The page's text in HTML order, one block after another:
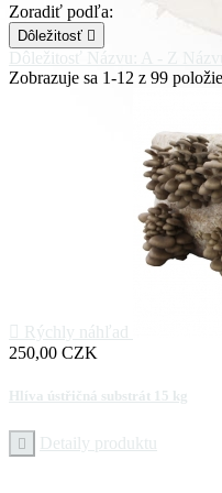
Zoradiť podľa:
Dôležitosť 
Dôležitosť Názvu: A - Z
Zobrazuje sa 1-12 z 99
Rýchly náhľad
Cena
250,00 CZK
Hlíva ústřičná substrát 15 kg
 Detaily produktu